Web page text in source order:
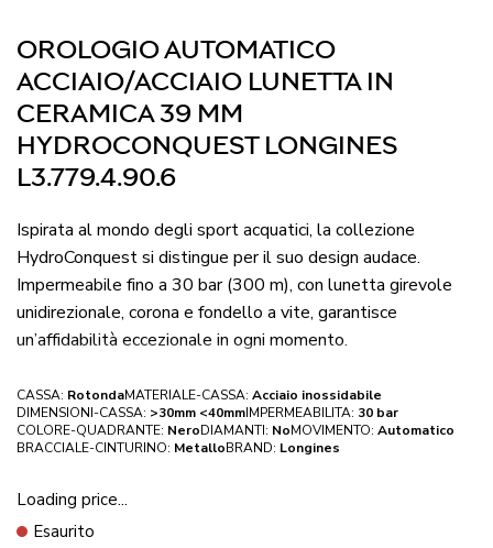
OROLOGIO AUTOMATICO
ACCIAIO/ACCIAIO LUNETTA IN
CERAMICA 39 MM
HYDROCONQUEST LONGINES
L3.779.4.90.6
Ispirata al mondo degli sport acquatici, la collezione
HydroConquest si distingue per il suo design audace.
Impermeabile fino a 30 bar (300 m), con lunetta girevole
unidirezionale, corona e fondello a vite, garantisce
un’affidabilità eccezionale in ogni momento.
CASSA: RotondaMATERIALE-CASSA: Acciaio inossidabile
DIMENSIONI-CASSA: >30mm <40mmIMPERMEABILITA: 30 bar
COLORE-QUADRANTE: NeroDIAMANTI: NoMOVIMENTO: Automatico
BRACCIALE-CINTURINO: MetalloBRAND: Longines
Loading price...
Esaurito